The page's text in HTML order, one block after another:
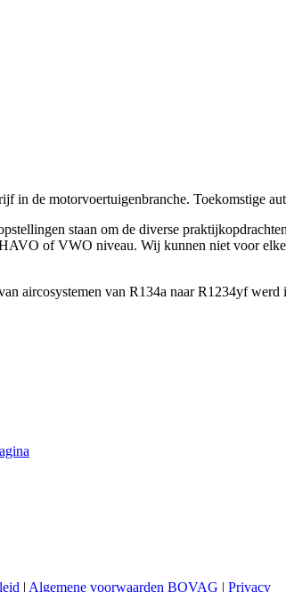
in de motorvoertuigenbranche. Toekomstige
staan om de diverse
of VWO niveau. Wij kunnen niet voor elke
aircosystemen van R134a naar R1234yf
| Algemene voorwaarden BOVAG | Privacy